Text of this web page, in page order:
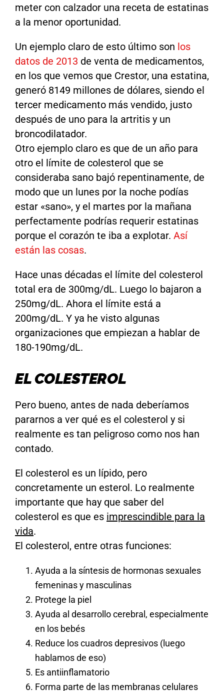
meter con calzador una receta de estatinas
a la menor oportunidad.
Un ejemplo claro de esto último son los
datos de 2013 de venta de medicamentos,
en los que vemos que Crestor, una estatina,
generó 8149 millones de dólares, siendo el
tercer medicamento más vendido, justo
después de uno para la artritis y un
broncodilatador.
Otro ejemplo claro es que de un año para
otro el límite de colesterol que se
consideraba sano bajó repentinamente, de
modo que un lunes por la noche podías
estar «sano», y el martes por la mañana
perfectamente podrías requerir estatinas
porque el corazón te iba a explotar. Así
están las cosas.
Hace unas décadas el límite del colesterol
total era de 300mg/dL. Luego lo bajaron a
250mg/dL. Ahora el límite está a
200mg/dL. Y ya he visto algunas
organizaciones que empiezan a hablar de
180-190mg/dL.
EL COLESTEROL
Pero bueno, antes de nada deberíamos
pararnos a ver qué es el colesterol y si
realmente es tan peligroso como nos han
contado.
El colesterol es un lípido, pero
concretamente un esterol. Lo realmente
importante que hay que saber del
colesterol es que es imprescindible para la
vida.
El colesterol, entre otras funciones:
Ayuda a la síntesis de hormonas sexuales
femeninas y masculinas
Protege la piel
Ayuda al desarrollo cerebral, especialmente
en los bebés
Reduce los cuadros depresivos (luego
hablamos de eso)
Es antiinflamatorio
Forma parte de las membranas celulares